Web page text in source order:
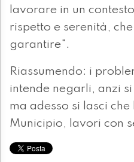
lavorare in un
rispetto e serenità,
garantire".
Riassumendo: i
intende negarli, anzi
ma adesso si lasci
Municipio, lavori con